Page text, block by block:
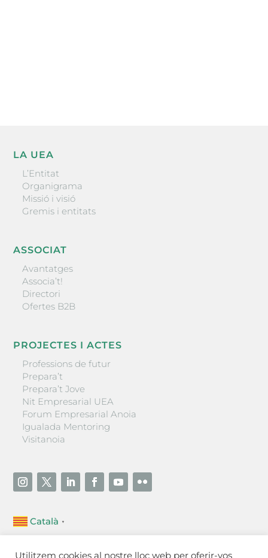
LA UEA
L’Entitat
Organigrama
Missió i visió
Gremis i entitats
ASSOCIAT
Avantatges
Associa’t!
Directori
Ofertes B2B
PROJECTES I ACTES
Professions de futur
Prepara’t
Prepara’t Jove
Nit Empresarial UEA
Forum Empresarial Anoia
Igualada Mentoring
Visitanoia
Català ▼
Unió Empresarial de l’Anoia (UEA)
Utilitzem cookies al nostre lloc web per oferir-vos